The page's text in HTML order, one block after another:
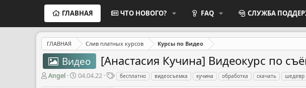
ГЛАВНАЯ ЧТО НОВОГО? FAQ СЛУЖБА
ГЛАВНАЯ Слив платных курсов Курсы по Видео
Видео [Анастасия Кучина] Видеокурс по
А
Angel
Д
04.04.22
Тбесплатно видеосъемка кучина обработка скачать шедевр